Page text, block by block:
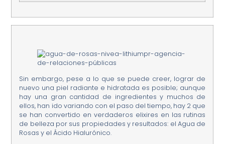
Sin embargo, pese a lo que se puede creer, lograr de
nuevo una piel radiante e hidratada es posible; aunque
hay una gran cantidad de ingredientes y muchos de
ellos, han ido variando con el paso del tiempo, hay 2 que
se han convertido en verdaderos elixires en las rutinas
de belleza por sus propiedades y resultados: el Agua de
Rosas y el Ácido Hialurónico.